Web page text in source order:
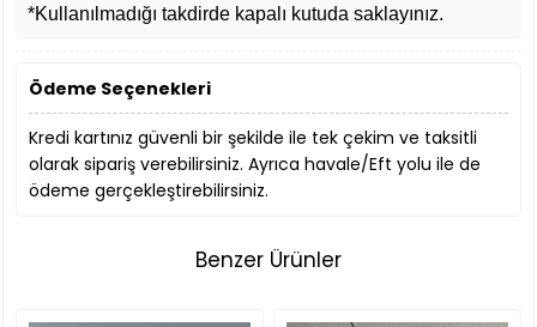
*Kullanılmadığı takdirde kapalı kutuda saklayınız.
Ödeme Seçenekleri
Kredi kartınız güvenli bir şekilde ile tek çekim ve taksitli
olarak sipariş verebilirsiniz. Ayrıca havale/Eft yolu ile de
ödeme gerçekleştirebilirsiniz.
Benzer Ürünler